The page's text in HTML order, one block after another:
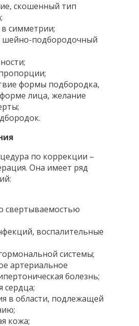
скошенный тип
симметрии;
шейно-подбородочный
формы подбородка,
лица, желание
по коррекции –
Она имеет ряд
свертываемостью
воспалительные
системы;
артериальное
болезнь;
сердца;
в области, подлежащей
кожа;